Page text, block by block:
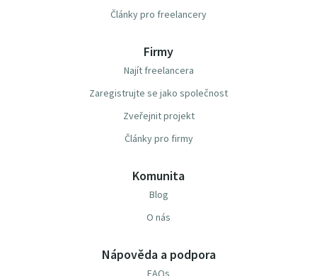
Články pro freelancery
Firmy
Najít freelancera
Zaregistrujte se jako společnost
Zveřejnit projekt
Články pro firmy
Komunita
Blog
O nás
Nápověda a podpora
FAQs